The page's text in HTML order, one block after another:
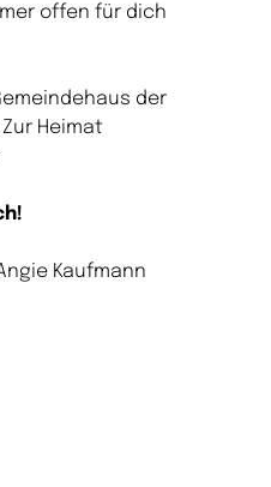
offen für dich
der
Heimat
Kaufmann